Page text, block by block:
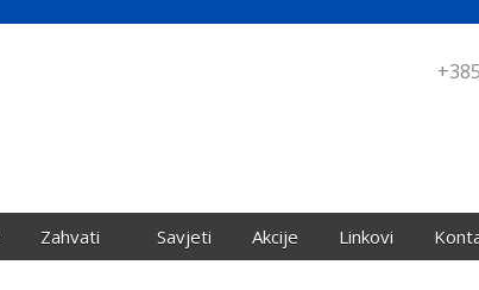
Zahvati Savjeti Akcije Linkovi